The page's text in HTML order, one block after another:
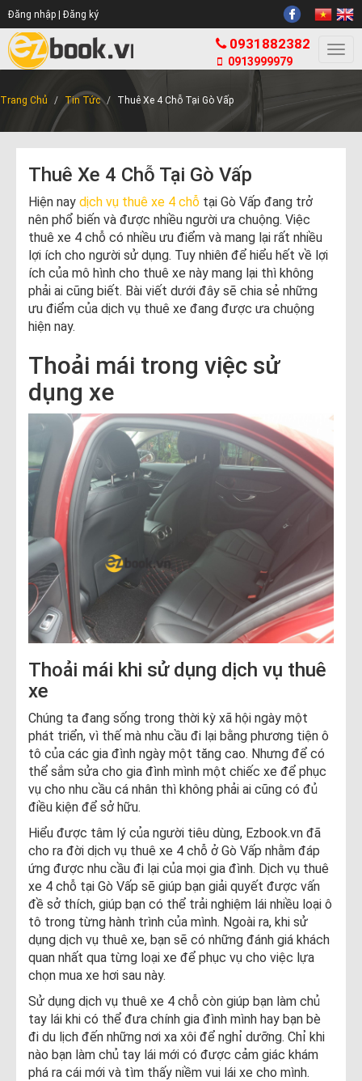
Đăng nhập | Đăng ký
0931882382
0913999979
Trang Chủ Tin Tức Thuê Xe 4 Chỗ Tại Gò Vấp
Thuê Xe 4 Chỗ Tại Gò Vấp
Hiện nay dịch vụ thuê xe 4 chỗ tại Gò Vấp đang trở
nên phổ biến và được nhiều người ưa chuộng. Việc
thuê xe 4 chỗ có nhiều ưu điểm và mang lại rất nhiều
lợi ích cho người sử dụng. Tuy nhiên để hiểu hết về lợi
ích của mô hình cho thuê xe này mang lại thì không
phải ai cũng biết. Bài viết dưới đây sẽ chia sẻ những
ưu điểm của dịch vụ thuê xe đang được ưa chuộng
hiện nay.
Thoải mái trong việc sử
dụng xe
Thoải mái khi sử dụng dịch vụ thuê
xe
Chúng ta đang sống trong thời kỳ xã hội ngày một
phát triển, vì thế mà nhu cầu đi lại bằng phương tiện ô
tô của các gia đình ngày một tăng cao. Nhưng để có
thể sắm sửa cho gia đình mình một chiếc xe để phục
vụ cho nhu cầu cá nhân thì không phải ai cũng có đủ
điều kiện để sở hữu.
Hiểu được tâm lý của người tiêu dùng, Ezbook.vn đã
cho ra đời dịch vụ thuê xe 4 chỗ ở Gò Vấp nhằm đáp
ứng được nhu cầu đi lại của mọi gia đình. Dịch vụ thuê
xe 4 chỗ tại Gò Vấp sẽ giúp bạn giải quyết được vấn
đề sở thích, giúp bạn có thể trải nghiệm lái nhiều loại ô
tô trong từng hành trình của mình. Ngoài ra, khi sử
dụng dịch vụ thuê xe, bạn sẽ có những đánh giá khách
quan nhất qua từng loại xe để phục vụ cho việc lựa
chọn mua xe hơi sau này.
Sử dụng dịch vụ thuê xe 4 chỗ còn giúp bạn làm chủ
tay lái khi có thể đưa chính gia đình mình hay bạn bè
đi du lịch đến những nơi xa xôi để nghỉ dưỡng. Chỉ khi
nào bạn làm chủ tay lái mới có được cảm giác khám
phá ra cái mới và tìm thấy niềm vui lái xe cho mình.